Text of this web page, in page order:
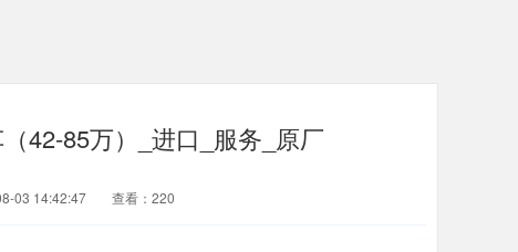
42-85万）_进口_服务_原厂
03 14:42:47 查看：220